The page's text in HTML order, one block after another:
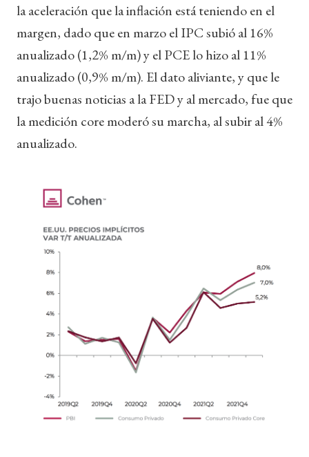
la aceleración que la inflación está teniendo en el
margen, dado que en marzo el IPC subió al 16%
anualizado (1,2% m/m) y el PCE lo hizo al 11%
anualizado (0,9% m/m). El dato aliviante, y que le
trajo buenas noticias a la FED y al mercado, fue que
la medición core moderó su marcha, al subir al 4%
anualizado.